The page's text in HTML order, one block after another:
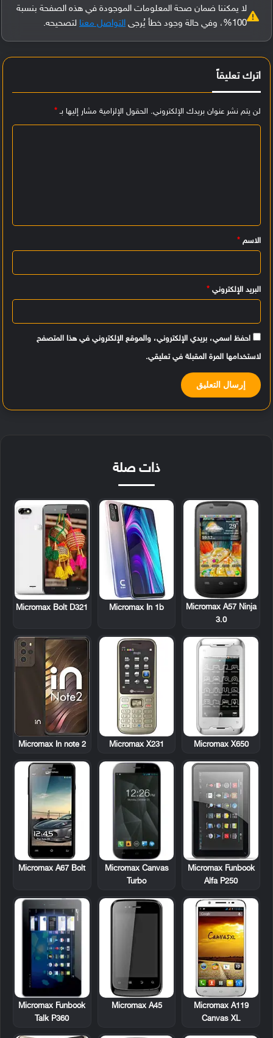
لا يمكننا ضمان صحة المعلومات الموجودة في هذه الصفحة بنسبة
100%، وفي حالة وجود خطأ يُرجى
التواصل معنا لتصحيحه.
اترك تعليقاً
لن يتم نشر عنوان بريدك الإلكتروني. الحقول الإلزامية مشار إليها بـ*
ي
ق
الاسم *
البريد الإلكتروني *
احفظ اسمي، بريدي الإلكتروني، والموقع الإلكتروني في هذا المتصفح
لاستخدامها المرة المقبلة في تعليقي.
ذات صلة
Micromax A57 Ninja
3.0
Micromax In 1b
Micromax Bolt D321
Micromax X650
Micromax X231
Micromax In note 2
Micromax Funbook
Alfa P250
Micromax Canvas
Turbo
Micromax A67 Bolt
Micromax A119
Canvas XL
Micromax A45
Micromax Funbook
Talk P360